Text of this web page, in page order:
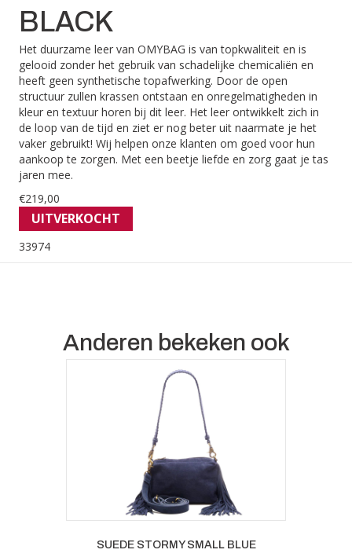
BLACK
Het duurzame leer van OMYBAG is van topkwaliteit en is
gelooid zonder het gebruik van schadelijke chemicaliën en
heeft geen synthetische topafwerking. Door de open
structuur zullen krassen ontstaan en onregelmatigheden in
kleur en textuur horen bij dit leer. Het leer ontwikkelt zich in
de loop van de tijd en ziet er nog beter uit naarmate je het
vaker gebruikt! Wij helpen onze klanten om goed voor hun
aankoop te zorgen. Met een beetje liefde en zorg gaat je tas
jaren mee.
€219,00
UITVERKOCHT
33974
Anderen bekeken ook
SUEDE STORMY SMALL BLUE